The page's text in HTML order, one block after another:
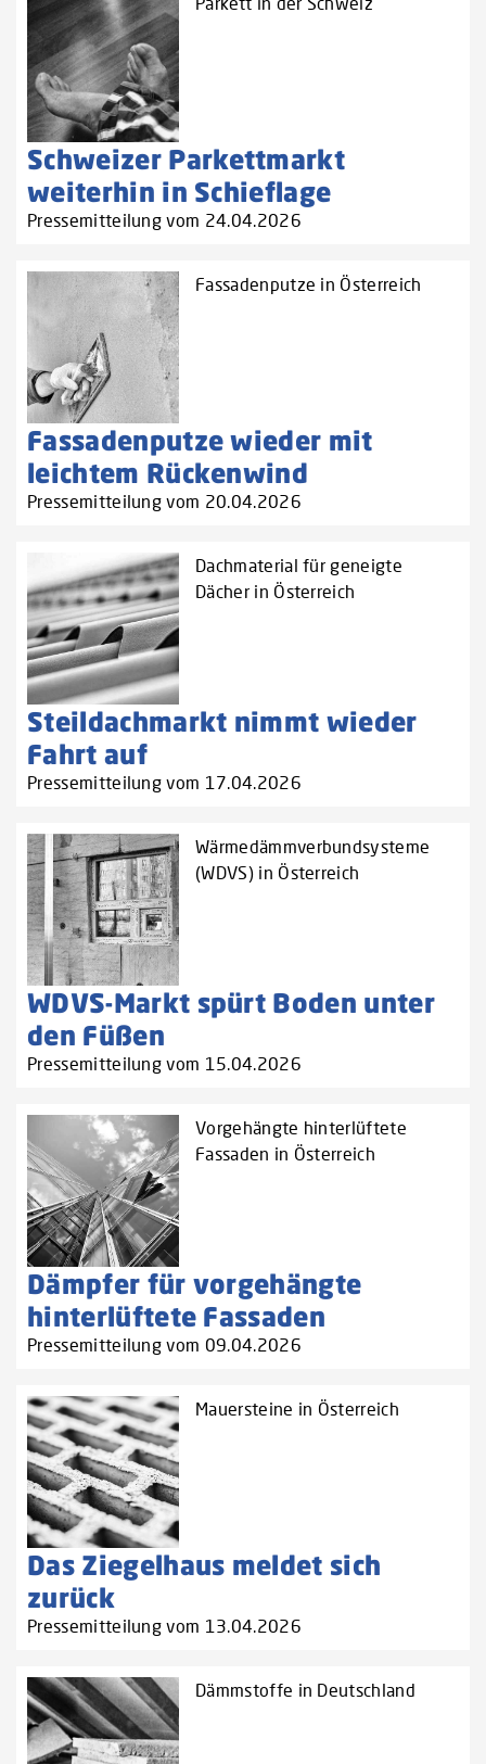
Schweizer Parkettmarkt
weiterhin in Schieflage
Pressemitteilung vom 24.04.2026
Fassadenputze in Österreich
Fassadenputze wieder mit
leichtem Rückenwind
Pressemitteilung vom 20.04.2026
Dachmaterial für geneigte
Dächer in Österreich
Steildachmarkt nimmt wieder
Fahrt auf
Pressemitteilung vom 17.04.2026
Wärmedämmverbundsysteme
(WDVS) in Österreich
WDVS-Markt spürt Boden unter
den Füßen
Pressemitteilung vom 15.04.2026
Vorgehängte hinterlüftete
Fassaden in Österreich
Dämpfer für vorgehängte
hinterlüftete Fassaden
Pressemitteilung vom 09.04.2026
Mauersteine in Österreich
Das Ziegelhaus meldet sich
zurück
Pressemitteilung vom 13.04.2026
Dämmstoffe in Deutschland